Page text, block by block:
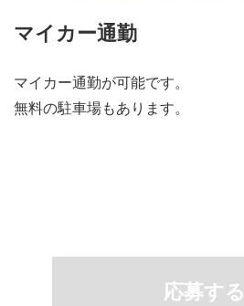
マイカー通勤
マイカー通勤が可能です。
無料の駐車場もあります。
応募する